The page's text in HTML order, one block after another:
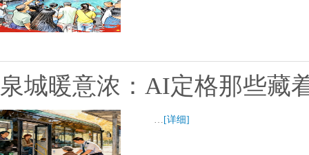
泉城暖意浓：AI定格那些藏
… [详细]